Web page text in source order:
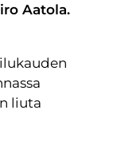
Aatola.
liuta